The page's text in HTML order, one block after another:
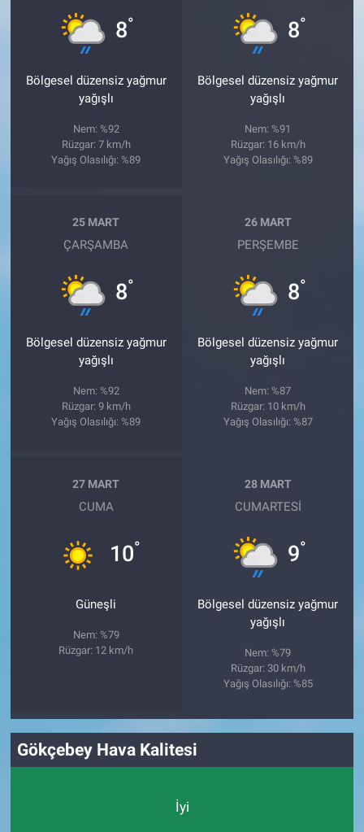
8°
Bölgesel düzensiz yağmur
yağışlı
Nem: %92
Rüzgar: 7 km/h
Yağış Olasılığı: %89
8°
Bölgesel düzensiz yağmur
yağışlı
Nem: %91
Rüzgar: 16 km/h
Yağış Olasılığı: %89
25 MART
ÇARŞAMBA
8°
Bölgesel düzensiz yağmur
yağışlı
Nem: %92
Rüzgar: 9 km/h
Yağış Olasılığı: %89
26 MART
PERŞEMBE
8°
Bölgesel düzensiz yağmur
yağışlı
Nem: %87
Rüzgar: 10 km/h
Yağış Olasılığı: %87
27 MART
CUMA
10°
Güneşli
Nem: %79
Rüzgar: 12 km/h
28 MART
CUMARTESI
9°
Bölgesel düzensiz yağmur
yağışlı
Nem: %79
Rüzgar: 30 km/h
Yağış Olasılığı: %85
Gökçebey Hava Kalitesi
İyi